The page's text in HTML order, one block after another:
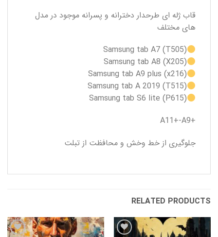
قاب ژله ای طرحدار دخترانه و پسرانه موجود در مدل
های مختلف
Samsung tab A7 (T505)
Samsung tab A8 (X205)
Samsung tab A9 plus (x216)
Samsung tab A 2019 (T515)
Samsung tab S6 lite (P615)
+A11+-A9
جلوگیری از خط وخش و محافظت از تبلت
RELATED PRODUCTS